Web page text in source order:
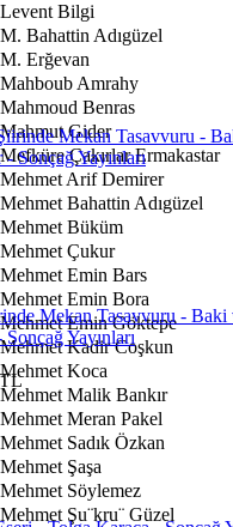
Levent Bilgi
M. Bahattin Adıgüzel
M. Erğevan
Mahboub Amrahy
Mahmoud Benras
Mahmut Gider
Mefküre Çakırlar Ermakastar
Mehmet Arif Demirer
Mehmet Bahattin Adıgüzel
Mehmet Büküm
Mehmet Çukur
Mehmet Emin Bars
Mehmet Emin Bora
Mehmet Emin Göktepe
Mehmet Kadir Coşkun
Mehmet Koca
Mehmet Malik Bankır
Mehmet Meran Pakel
Mehmet Sadık Özkan
Mehmet Şaşa
Mehmet Söylemez
Mehmet Şu¨kru¨ Güzel
Mekan Tasavvuru - Baki
Yayınları
TL